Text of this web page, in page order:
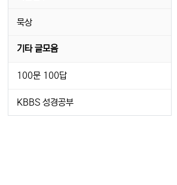
묵상
기타 글모음
100문 100답
KBBS 성경공부